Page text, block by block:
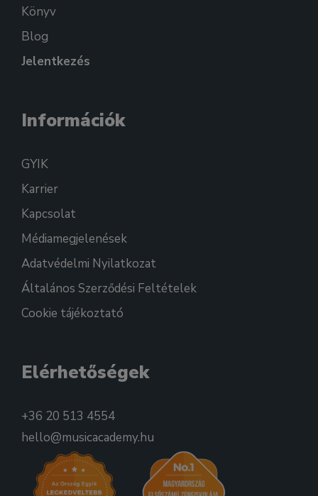
Könyv
Blog
Jelentkezés
Információk
GYIK
Karrier
Kapcsolat
Médiamegjelenések
Adatvédelmi Nyilatkozat
Általános Szerződési Feltételek
Cookie tájékoztató
Elérhetőségek
+36 20 513 4554
hello@musicacademy.hu